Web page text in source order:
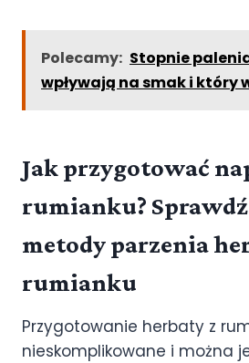
Polecamy: Stopnie
wpływają na smak i który
Jak przygotować
rumianku?
metody parzenia
rumianku
Przygotowanie herbaty z
nieskomplikowane i można